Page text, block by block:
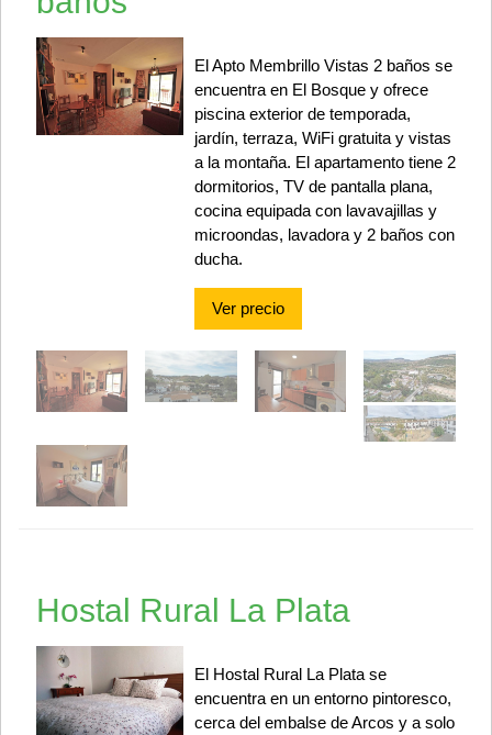
El Apto Membrillo Vistas 2 baños se
encuentra en El Bosque y ofrece
piscina exterior de temporada,
jardín, terraza, WiFi gratuita y vistas
a la montaña. El apartamento tiene 2
dormitorios, TV de pantalla plana,
cocina equipada con lavavajillas y
microondas, lavadora y 2 baños con
ducha.
Ver precio
Hostal Rural La Plata
El Hostal Rural La Plata se
encuentra en un entorno pintoresco,
cerca del embalse de Arcos y a solo